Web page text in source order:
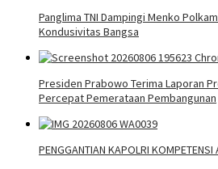
Panglima TNI Dampingi Menko
Kondusivitas Bangsa
Presiden Prabowo Terima Laporan
Percepat Pemerataan Pembangunan
PENGGANTIAN KAPOLRI KOMPETENSI